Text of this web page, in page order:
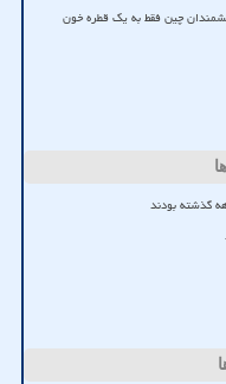
حمل دانشمندان چین فقط به یک قطره خون
گذشته بودند